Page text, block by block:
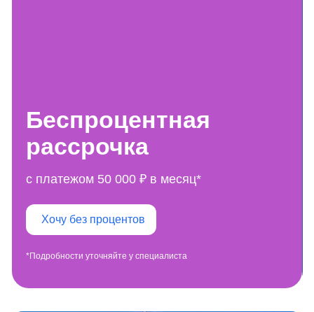
Беспроцентная
рассрочка
с платежом 50 000 ₽ в месяц*
Хочу без процентов
*Подробности уточняйте у специалиста